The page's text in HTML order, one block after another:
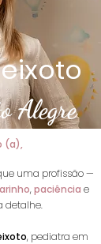
Alegre
(a),
uma profissão —
,paciência e
detalhe.
, pediatra em